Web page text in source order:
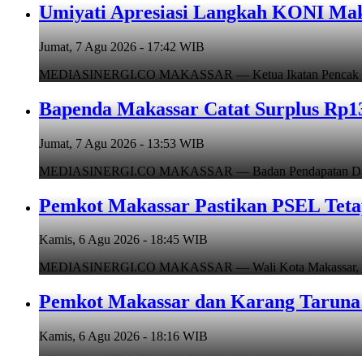
Umiyati Apresiasi Langkah KONI
Jumat, 7 Agu 2026 - 17:42 WIB
MEDIASINERGI.CO MAKASSAR — Ketua Ikatan Pencak
Bapenda Makassar Catat Surplus
Jumat, 7 Agu 2026 - 13:53 WIB
MEDIASINERGI.CO MAKASSAR — Badan Pendapatan
Pemkot Makassar Pastikan PSEL
Kamis, 6 Agu 2026 - 18:45 WIB
MEDIASINERGI.CO MAKASSAR — Wali Kota Makassar,
Pemkot Makassar dan Karang
Kamis, 6 Agu 2026 - 18:16 WIB